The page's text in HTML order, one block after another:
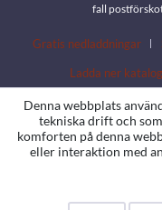
fall
Gratis nedladdningar
Ladda ner
Denna webbplats
tekniska drift och
komforten på denna
eller interaktion med